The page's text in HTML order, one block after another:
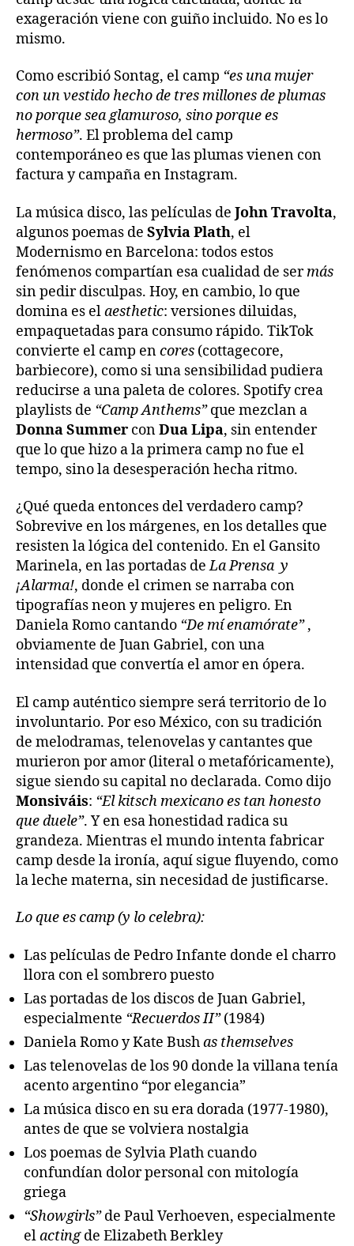
exageración viene con guiño incluido. No es lo
mismo.
Como escribió Sontag, el camp “es una mujer
con un vestido hecho de tres millones de plumas
no porque sea glamuroso, sino porque es
hermoso”. El problema del camp
contemporáneo es que las plumas vienen con
factura y campaña en Instagram.
La música disco, las películas de John Travolta,
algunos poemas de Sylvia Plath, el
Modernismo en Barcelona: todos estos
fenómenos compartían esa cualidad de sermás
sin pedir disculpas. Hoy, en cambio, lo que
domina es elaesthetic: versiones diluidas,
empaquetadas para consumo rápido. TikTok
convierte el camp encores (cottagecore,
barbiecore), como si una sensibilidad pudiera
reducirse a una paleta de colores. Spotify crea
playlists de “Camp Anthems”que mezclan a
Donna Summer conDua Lipa, sin entender
que lo que hizo a la primera camp no fue el
tempo, sino la desesperación hecha ritmo.
¿Qué queda entonces del verdadero camp?
Sobrevive en los márgenes, en los detalles que
resisten la lógica del contenido. En el Gansito
Marinela, en las portadas deLa Prensa y
¡Alarma!, donde el crimen se narraba con
tipografías neon y mujeres en peligro. En
Daniela Romo cantando “De mí enamórate”,
obviamente de Juan Gabriel, con una
intensidad que convertía el amor en ópera.
El camp auténtico siempre será territorio de lo
involuntario. Por eso México, con su tradición
de melodramas, telenovelas y cantantes que
murieron por amor (literal o metafóricamente),
sigue siendo su capital no declarada. Como dijo
Monsiváis: “El kitsch mexicano es tan honesto
que duele”. Y en esa honestidad radica su
grandeza. Mientras el mundo intenta fabricar
camp desde la ironía, aquí sigue fluyendo, como
la leche materna, sin necesidad de justificarse.
Lo que es camp (y lo celebra):
Las películas de Pedro Infante donde el charro
llora con el sombrero puesto
Las portadas de los discos de Juan Gabriel,
especialmente “Recuerdos II”(1984)
Daniela Romo y Kate Bushas themselves
Las telenovelas de los 90 donde la villana tenía
acento argentino “por elegancia”
La música disco en su era dorada (1977-1980),
antes de que se volviera nostalgia
Los poemas de Sylvia Plath cuando
confundían dolor personal con mitología
griega
“Showgirls”de Paul Verhoeven, especialmente
elactingde Elizabeth Berkley